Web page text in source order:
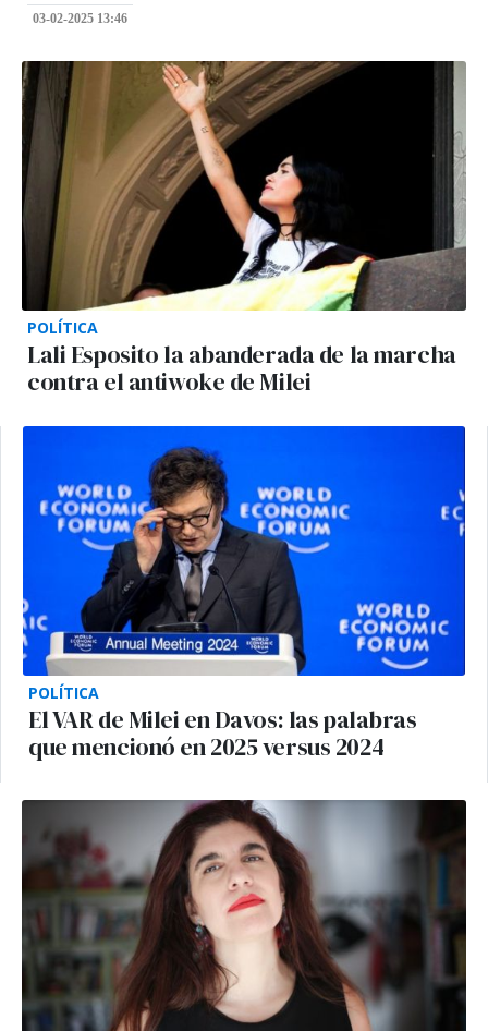
03-02-2025 13:46
POLÍTICA
Lali Esposito la abanderada de la marcha
contra el antiwoke de Milei
POLÍTICA
El VAR de Milei en Davos: las palabras
que mencionó en 2025 versus 2024